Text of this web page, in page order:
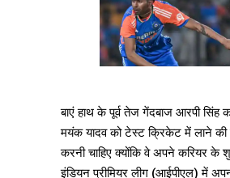
बाएं हाथ के पूर्व तेज गेंदबाज आरपी सिंह
मयंक यादव को टेस्ट क्रिकेट में लाने की
करनी चाहिए क्योंकि वे अपने करियर के
इंडियन प्रीमियर लीग (आईपीएल) में